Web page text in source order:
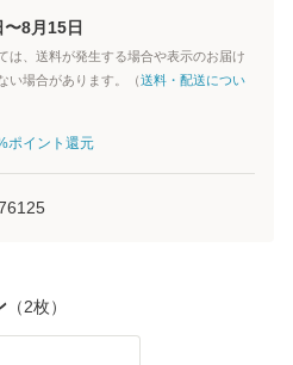
8月15日
は、送料が発生する場合や表示のお届け
い場合があります。（送料・配送につい
ポイント還元
（2枚）